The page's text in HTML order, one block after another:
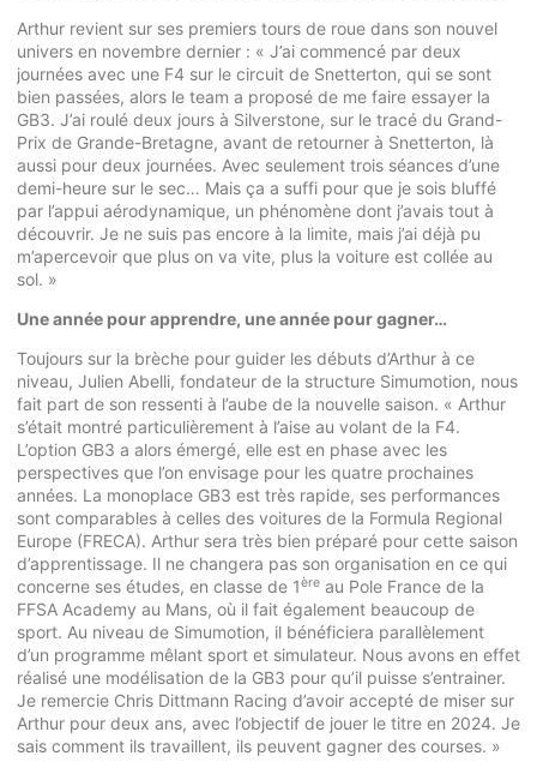
Arthur revient sur ses premiers tours de roue dans son nouvel
univers en novembre dernier : « J’ai commencé par deux
journées avec une F4 sur le circuit de Snetterton, qui se sont
bien passées, alors le team a proposé de me faire essayer la
GB3. J’ai roulé deux jours à Silverstone, sur le tracé du Grand-
Prix de Grande-Bretagne, avant de retourner à Snetterton, là
aussi pour deux journées. Avec seulement trois séances d’une
demi-heure sur le sec… Mais ça a suffi pour que je sois bluffé
par l’appui aérodynamique, un phénomène dont j’avais tout à
découvrir. Je ne suis pas encore à la limite, mais j’ai déjà pu
m’apercevoir que plus on va vite, plus la voiture est collée au
sol. »
Une année pour apprendre, une année pour gagner…
Toujours sur la brèche pour guider les débuts d’Arthur à ce
niveau, Julien Abelli, fondateur de la structure Simumotion, nous
fait part de son ressenti à l’aube de la nouvelle saison. « Arthur
s’était montré particulièrement à l’aise au volant de la F4.
L’option GB3 a alors émergé, elle est en phase avec les
perspectives que l’on envisage pour les quatre prochaines
années. La monoplace GB3 est très rapide, ses performances
sont comparables à celles des voitures de la Formula Regional
Europe (FRECA). Arthur sera très bien préparé pour cette saison
d’apprentissage. Il ne changera pas son organisation en ce qui
concerne ses études, en classe de 1ère au Pole France de la
FFSA Academy au Mans, où il fait également beaucoup de
sport. Au niveau de Simumotion, il bénéficiera parallèlement
d’un programme mêlant sport et simulateur. Nous avons en effet
réalisé une modélisation de la GB3 pour qu’il puisse s’entrainer.
Je remercie Chris Dittmann Racing d’avoir accepté de miser sur
Arthur pour deux ans, avec l’objectif de jouer le titre en 2024. Je
sais comment ils travaillent, ils peuvent gagner des courses. »